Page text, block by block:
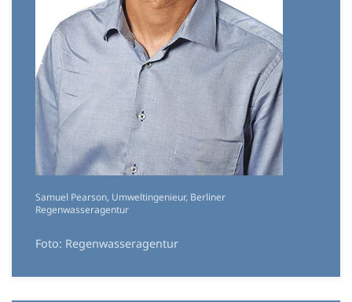
Samuel Pearson, Umweltingenieur, Berliner
Regenwasseragentur
Foto: Regenwasseragentur